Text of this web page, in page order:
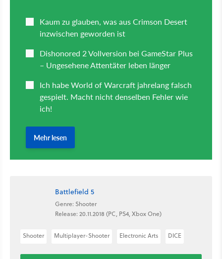
Battlefield 5
Genre: Shooter
Release: 20.11.2018 (PC, PS4, Xbox One)
Shooter Multiplayer-Shooter Electronic Arts DICE